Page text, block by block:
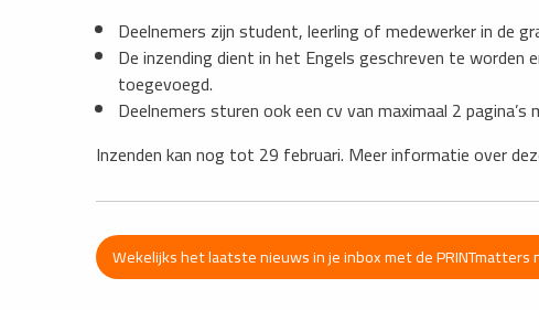
Deelnemers zijn student, leerling of medewerker in de
De inzending dient in het Engels geschreven te worden
toegevoegd.
Deelnemers sturen ook een cv van maximaal 2 pagina’s
Inzenden kan nog tot 29 februari. Meer informatie over
Wekelijks het laatste nieuws in je inbox met de